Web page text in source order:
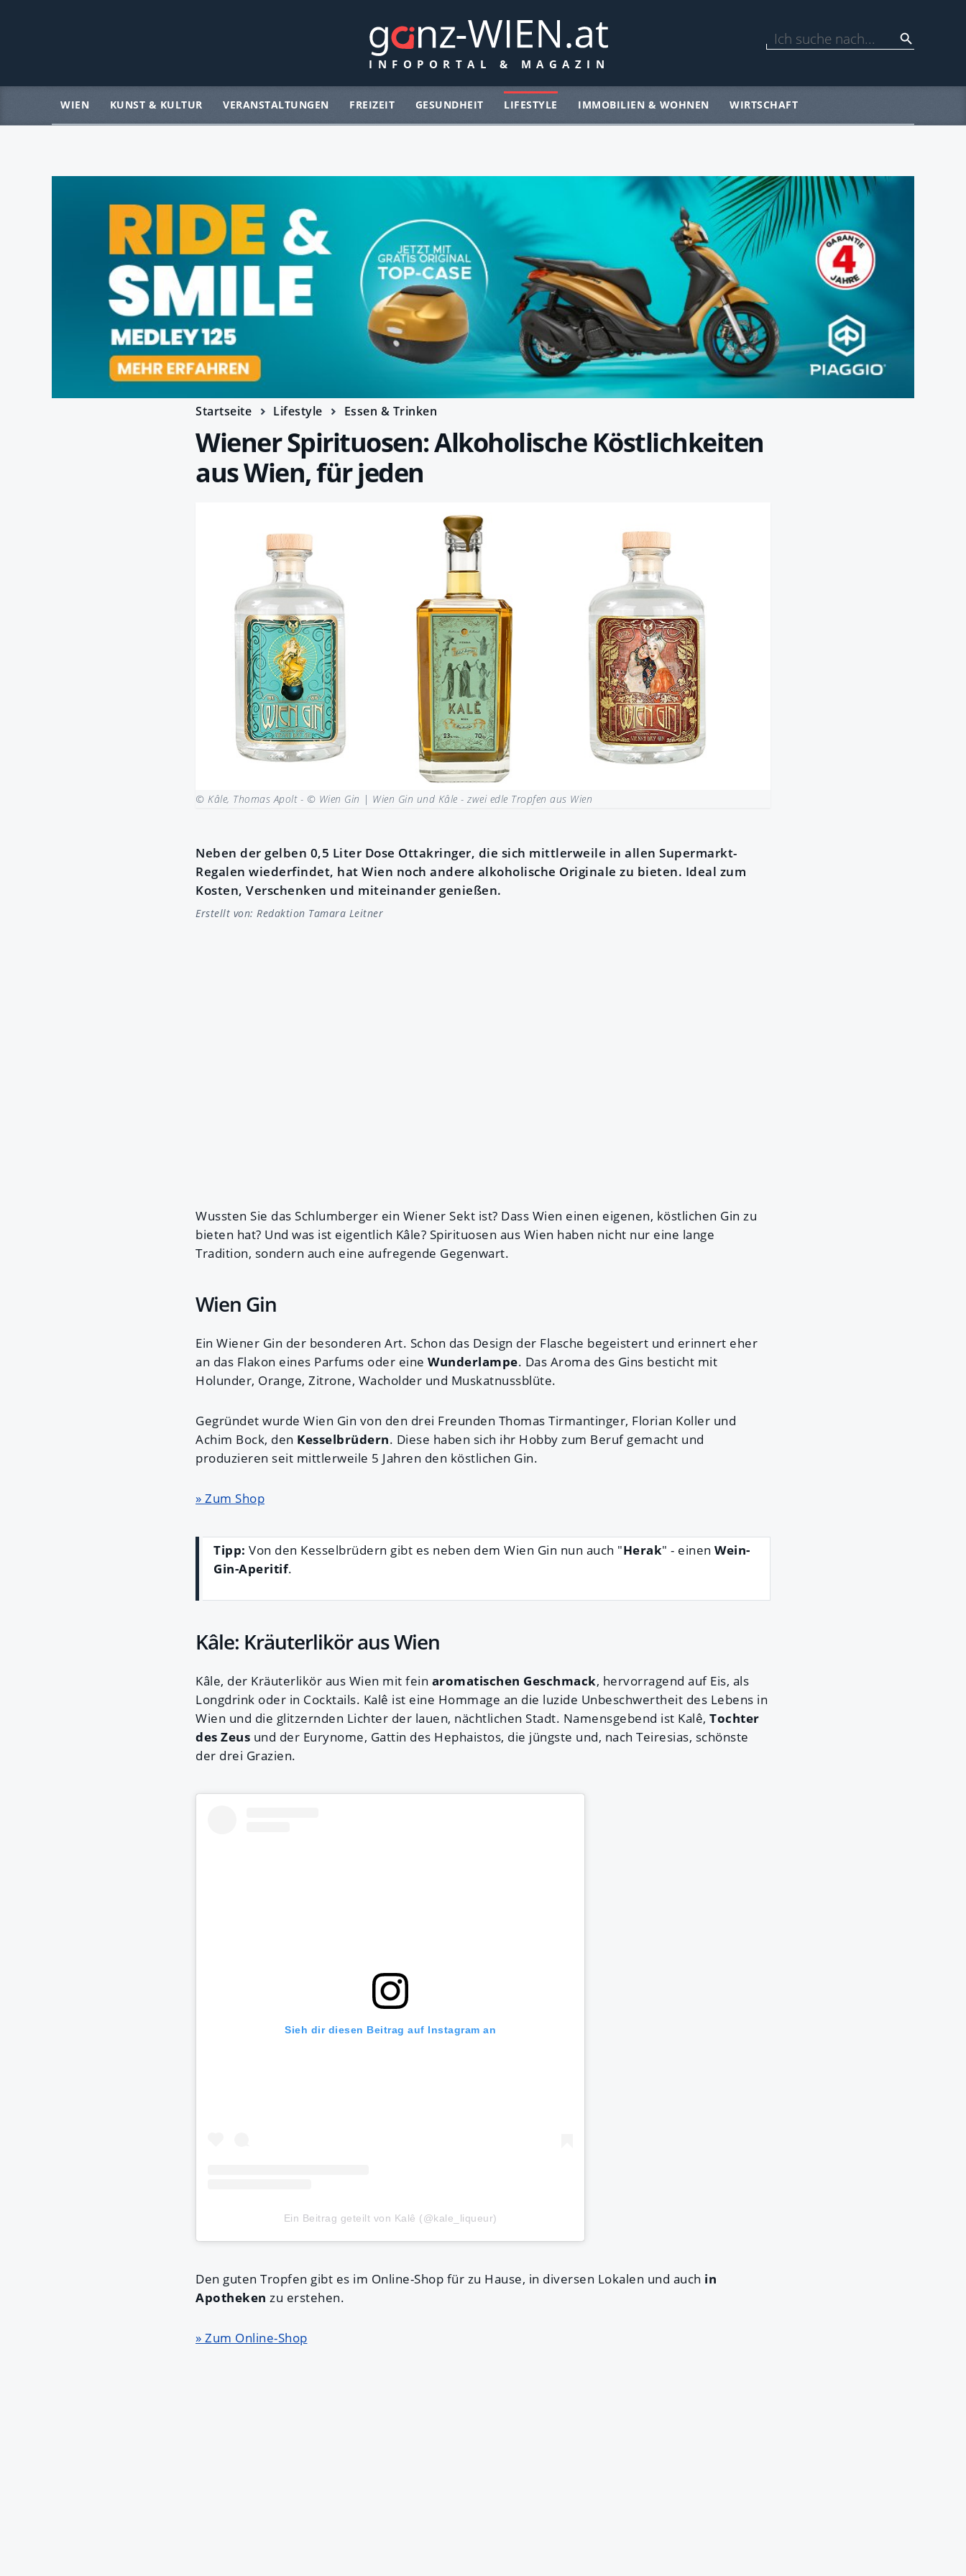
WIEN KUNST & KULTUR VERANSTALTUNGEN FREIZEIT GESUNDHEIT LIFESTYLE IMMOBILIEN & WOHNEN WIRTSCHAFT
Startseite Lifestyle Essen & Trinken
Wiener Spirituosen: Alkoholische Köstlichkeiten
aus Wien, für jeden
© Kâle, Thomas Apolt - © Wien Gin | Wien Gin und Kâle - zwei edle Tropfen aus Wien
Neben der gelben 0,5 Liter Dose Ottakringer, die sich mittlerweile in allen Supermarkt-
Regalen wiederfindet, hat Wien noch andere alkoholische Originale zu bieten. Ideal zum
Kosten, Verschenken und miteinander genießen.
Erstellt von: Redaktion Tamara Leitner
Wussten Sie das Schlumberger ein Wiener Sekt ist? Dass Wien einen eigenen, köstlichen Gin zu
bieten hat? Und was ist eigentlich Kâle? Spirituosen aus Wien haben nicht nur eine lange
Tradition, sondern auch eine aufregende Gegenwart.
Wien Gin
Ein Wiener Gin der besonderen Art. Schon das Design der Flasche begeistert und erinnert eher
an das Flakon eines Parfums oder eine Wunderlampe. Das Aroma des Gins besticht mit
Holunder, Orange, Zitrone, Wacholder und Muskatnussblüte.
Gegründet wurde Wien Gin von den drei Freunden Thomas Tirmantinger, Florian Koller und
Achim Bock, den Kesselbrüdern. Diese haben sich ihr Hobby zum Beruf gemacht und
produzieren seit mittlerweile 5 Jahren den köstlichen Gin.
» Zum Shop
Tipp: Von den Kesselbrüdern gibt es neben dem Wien Gin nun auch "Herak" - einen Wein-
Gin-Aperitif.
Kâle: Kräuterlikör aus Wien
Kâle, der Kräuterlikör aus Wien mit fein aromatischen Geschmack, hervorragend auf Eis, als
Longdrink oder in Cocktails. Kalê ist eine Hommage an die luzide Unbeschwertheit des Lebens in
Wien und die glitzernden Lichter der lauen, nächtlichen Stadt. Namensgebend ist Kalê, Tochter
des Zeus und der Eurynome, Gattin des Hephaistos, die jüngste und, nach Teiresias, schönste
der drei Grazien.
Sieh dir diesen Beitrag auf Instagram an
Ein Beitrag geteilt von Kalê (@kale_liqueur)
Den guten Tropfen gibt es im Online-Shop für zu Hause, in diversen Lokalen und auch in
Apotheken zu erstehen.
» Zum Online-Shop